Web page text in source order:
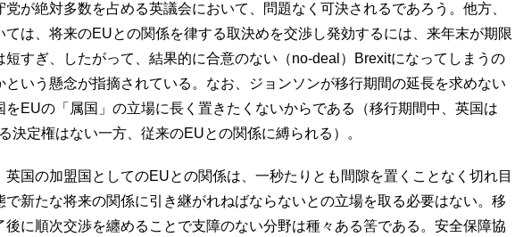
党が絶対多数を占める英議会において、問題なく可決されるであろう。他方、
ては、将来のEUとの関係を律する取決めを交渉し発効するには、来年末が期限
短すぎ、したがって、結果的に合意のない（no-deal）Brexitになってしまうの
という懸念が指摘されている。なお、ジョンソンが移行期間の延長を求めない
をEUの「属国」の立場に長く置きたくないからである（移行期間中、英国は
決定権はない一方、従来のEUとの関係に縛られる）。
国の加盟国としてのEUとの関係は、一秒たりとも間隙を置くことなく切れ目
で新たな将来の関係に引き継がれねばならないとの立場を取る必要はない。移
後に順次交渉を纏めることで支障のない分野は種々ある筈である。安全保障協